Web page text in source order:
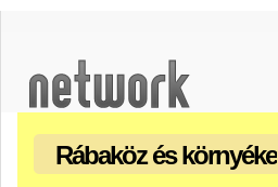
Rábaköz és környéke